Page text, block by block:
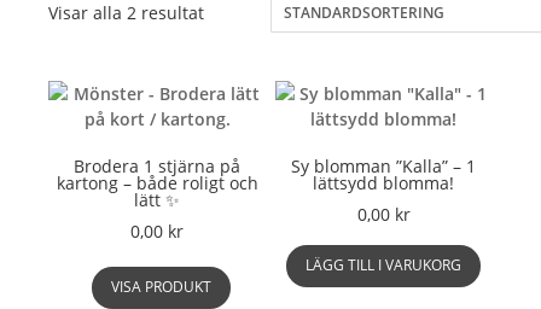
Visar alla 2 resultat
Brodera 1 stjärna på
kartong – både roligt och
lätt ✨
0,00 kr
VISA PRODUKT
Sy blomman ”Kalla” – 1
lättsydd blomma!
0,00 kr
LÄGG TILL I VARUKORG